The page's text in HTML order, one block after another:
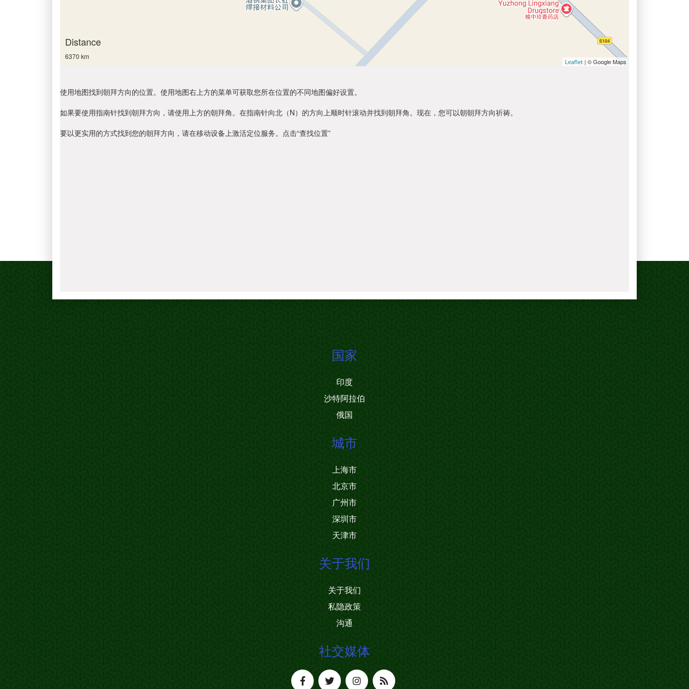
Distance
6370 km
Leaflet | © Google Maps
使用地图找到朝拜方向的位置。使用地图右上方的菜单可获取您所在位置的不同地图偏好设置。
如果要使用指南针找到朝拜方向，请使用上方的朝拜角。在指南针向北（N）的方向上顺时针滚动并找到朝拜角。现在，您可以朝朝拜方向祈祷。
要以更实用的方式找到您的朝拜方向，请在移动设备上激活定位服务。点击“查找位置”
国家
印度
沙特阿拉伯
俄国
城市
上海市
北京市
广州市
深圳市
天津市
关于我们
关于我们
私隐政策
沟通
社交媒体